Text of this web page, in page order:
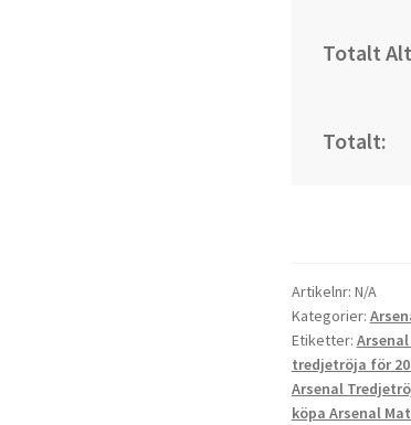
Totalt
Totalt:
Artikelnr: N/A
Kategorier:
Etiketter:
tredjetröja för
Arsenal
köpa Arsenal